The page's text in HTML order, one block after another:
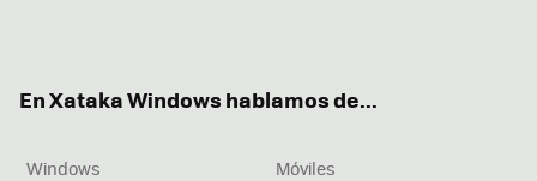
En Xataka Windows hablamos de...
Windows
Móviles